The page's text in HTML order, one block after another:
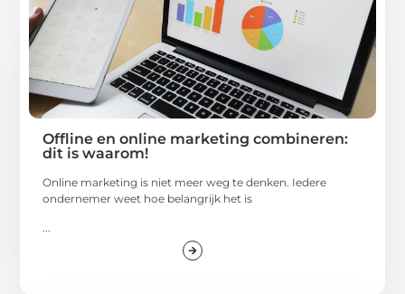
Offline en online marketing combineren:
dit is waarom!
Online marketing is niet meer weg te denken. Iedere
ondernemer weet hoe belangrijk het is
...